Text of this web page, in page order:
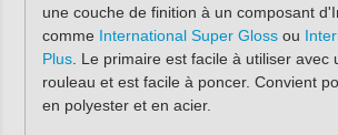
une couche de finition à un composant
comme International Super Glossou
Plus. Le primaire est facile à utiliser avec
rouleau et est facile à poncer. Convient
en polyester et en acier.